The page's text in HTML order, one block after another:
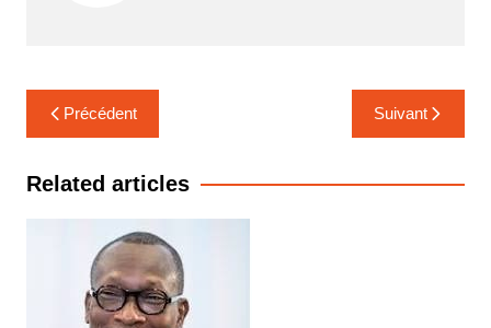
k
Navigation
de
l’article
Précédent Suivant
Related articles